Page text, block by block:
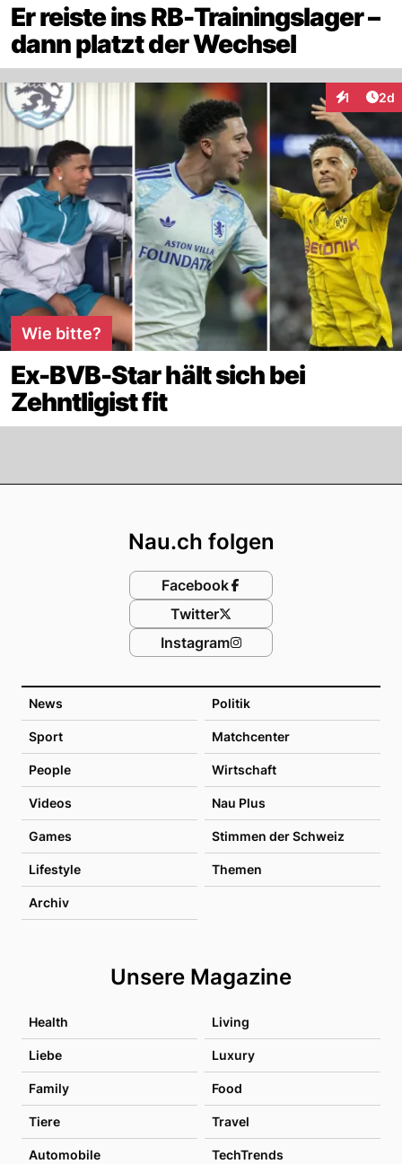
Er reiste ins RB-Trainingslager –
dann platzt der Wechsel
1 2d
Wie bitte?
Ex-BVB-Star hält sich bei
Zehntligist fit
News Politik
Sport Matchcenter
People Wirtschaft
Videos Nau Plus
Games Stimmen der Schweiz
Lifestyle Themen
Archiv
Unsere Magazine
Health Living
Liebe Luxury
Family Food
Tiere Travel
Automobile TechTrends
Nau.ch folgen
Facebook
Twitter
Instagram